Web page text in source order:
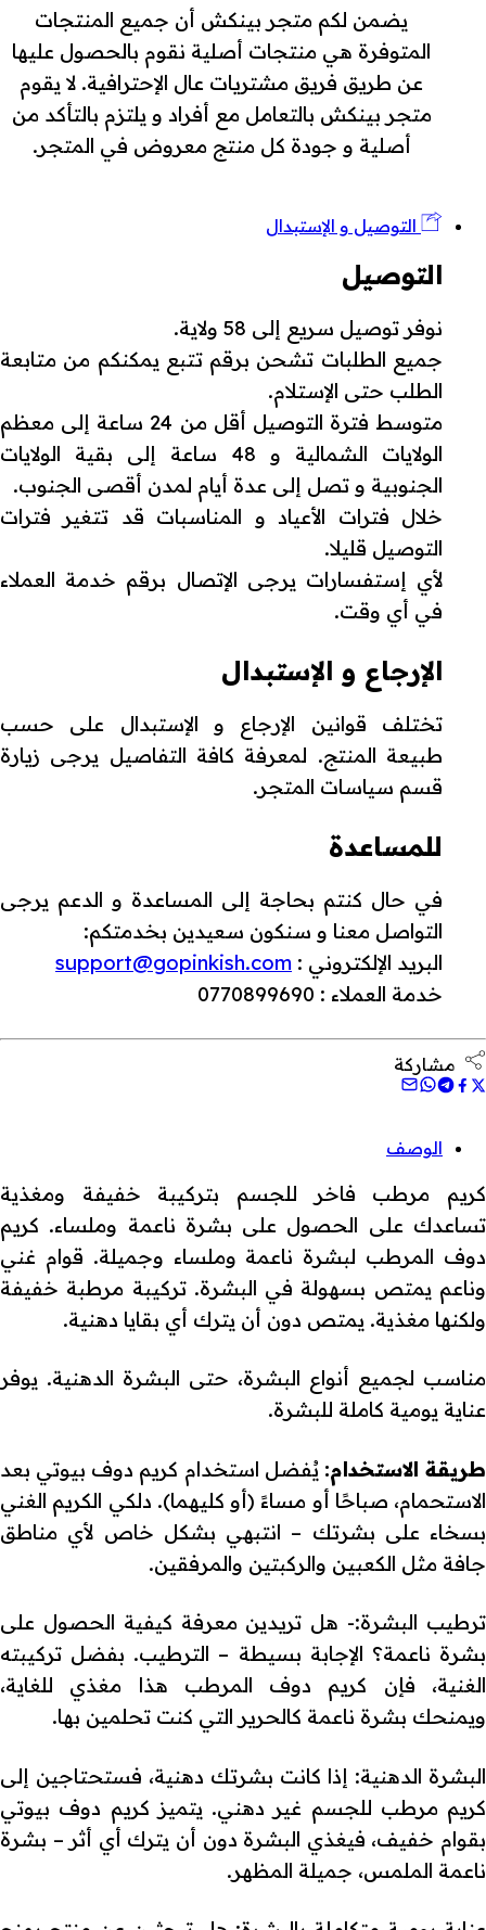
يضمن لكم متجر بينكش أن جميع المنتجات
المتوفرة هي منتجات أصلية نقوم بالحصول عليها
عن طريق فريق مشتريات عال الإحترافية. لا يقوم
متجر بينكش بالتعامل مع أفراد و يلتزم بالتأكد من
أصلية و جودة كل منتج معروض في المتجر.
التوصيل و الإستبدال
التوصيل
نوفر توصيل سريع إلى 58 ولاية.
جميع الطلبات تشحن برقم تتبع يمكنكم من متابعة
الطلب حتى الإستلام.
متوسط فترة التوصيل أقل من 24 ساعة إلى معظم
الولايات الشمالية و 48 ساعة إلى بقية الولايات
الجنوبية و تصل إلى عدة أيام لمدن أقصى الجنوب.
خلال فترات الأعياد و المناسبات قد تتغير فترات
التوصيل قليلا.
لأي إستفسارات يرجى الإتصال برقم خدمة العملاء
في أي وقت.
الإرجاع و الإستبدال
تختلف قوانين الإرجاع و الإستبدال على حسب
طبيعة المنتج. لمعرفة كافة التفاصيل يرجى زيارة
قسم سياسات المتجر.
للمساعدة
في حال كنتم بحاجة إلى المساعدة و الدعم يرجى
التواصل معنا و سنكون سعيدين بخدمتكم:
البريد الإلكتروني : support@gopinkish.com
خدمة العملاء : 0770899690
مشاركة
الوصف
كريم مرطب فاخر للجسم بتركيبة خفيفة ومغذية
تساعدك على الحصول على بشرة ناعمة وملساء. كريم
دوف المرطب لبشرة ناعمة وملساء وجميلة. قوام غني
وناعم يمتص بسهولة في البشرة. تركيبة مرطبة خفيفة
ولكنها مغذية. يمتص دون أن يترك أي بقايا دهنية.
مناسب لجميع أنواع البشرة، حتى البشرة الدهنية. يوفر
عناية يومية كاملة للبشرة.
طريقة الاستخدام: يُفضل استخدام كريم دوف بيوتي بعد
الاستحمام، صباحًا أو مساءً (أو كليهما). دلكي الكريم الغني
بسخاء على بشرتك – انتبهي بشكل خاص لأي مناطق
جافة مثل الكعبين والركبتين والمرفقين.
ترطيب البشرة:- هل تريدين معرفة كيفية الحصول على
بشرة ناعمة؟ الإجابة بسيطة – الترطيب. بفضل تركيبته
الغنية، فإن كريم دوف المرطب هذا مغذي للغاية،
ويمنحك بشرة ناعمة كالحرير التي كنت تحلمين بها.
البشرة الدهنية: إذا كانت بشرتك دهنية، فستحتاجين إلى
كريم مرطب للجسم غير دهني. يتميز كريم دوف بيوتي
بقوام خفيف، فيغذي البشرة دون أن يترك أي أثر – بشرة
ناعمة الملمس، جميلة المظهر.